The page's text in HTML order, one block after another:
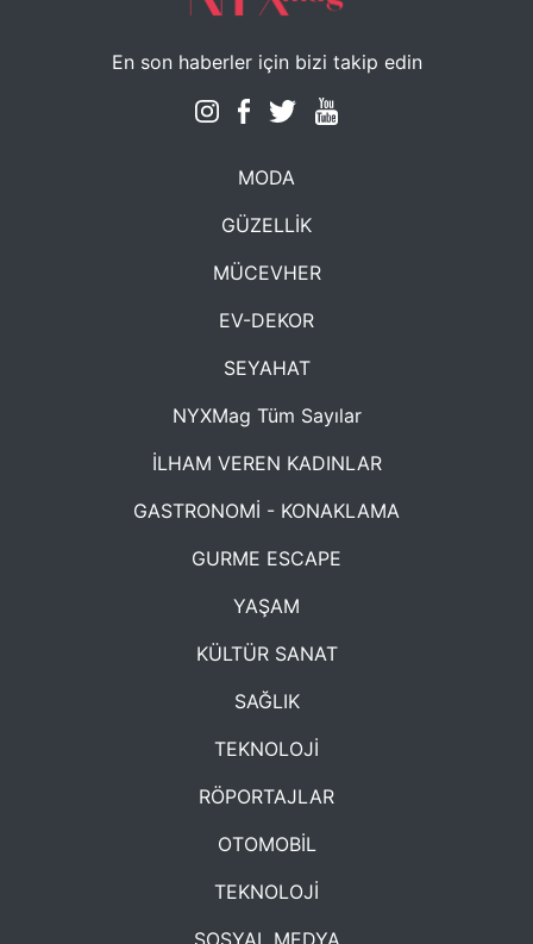
En son haberler için bizi takip edin
MODA
GÜZELLİK
MÜCEVHER
EV-DEKOR
SEYAHAT
NYXMag Tüm Sayılar
İLHAM VEREN KADINLAR
GASTRONOMİ - KONAKLAMA
GURME ESCAPE
YAŞAM
KÜLTÜR SANAT
SAĞLIK
TEKNOLOJİ
RÖPORTAJLAR
OTOMOBİL
TEKNOLOJİ
SOSYAL MEDYA